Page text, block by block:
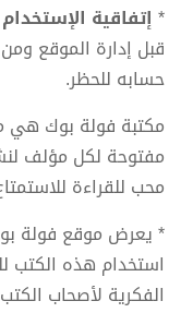
*إتفاقية الإستخدام
قبل إدارة الموقع
حسابه للحظر.
مكتبة فولة بوك هي
مفتوحة لكل مؤلف
محب للقراءة
استخدام هذه الكتب
الفكرية لأصحاب